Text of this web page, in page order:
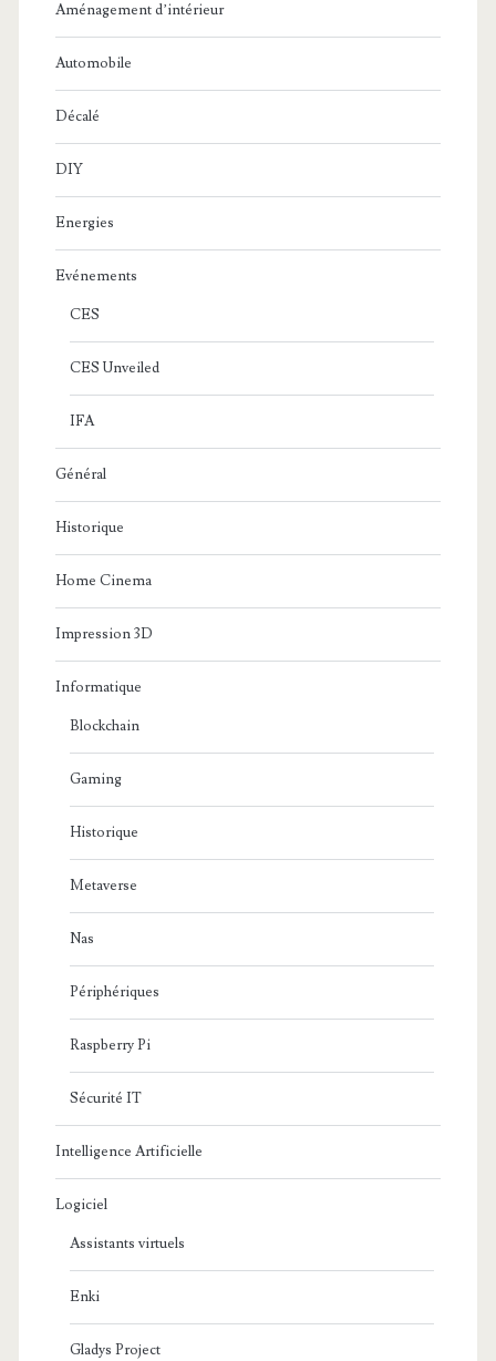
Aménagement d’intérieur
Automobile
Décalé
DIY
Energies
Evénements
CES
CES Unveiled
IFA
Général
Historique
Home Cinema
Impression 3D
Informatique
Blockchain
Gaming
Historique
Metaverse
Nas
Périphériques
Raspberry Pi
Sécurité IT
Intelligence Artificielle
Logiciel
Assistants virtuels
Enki
Gladys Project